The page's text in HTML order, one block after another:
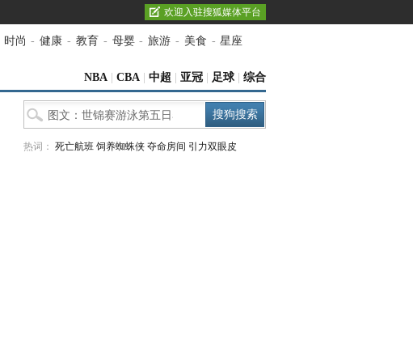
欢迎入驻搜狐媒体平台
时尚 - 健康 - 教育 - 母婴 - 旅游 - 美食 - 星座
NBA CBA 中超 亚冠 足球 综合
热词： 死亡航班 饲养蜘蛛侠 夺命房间 引力双眼皮